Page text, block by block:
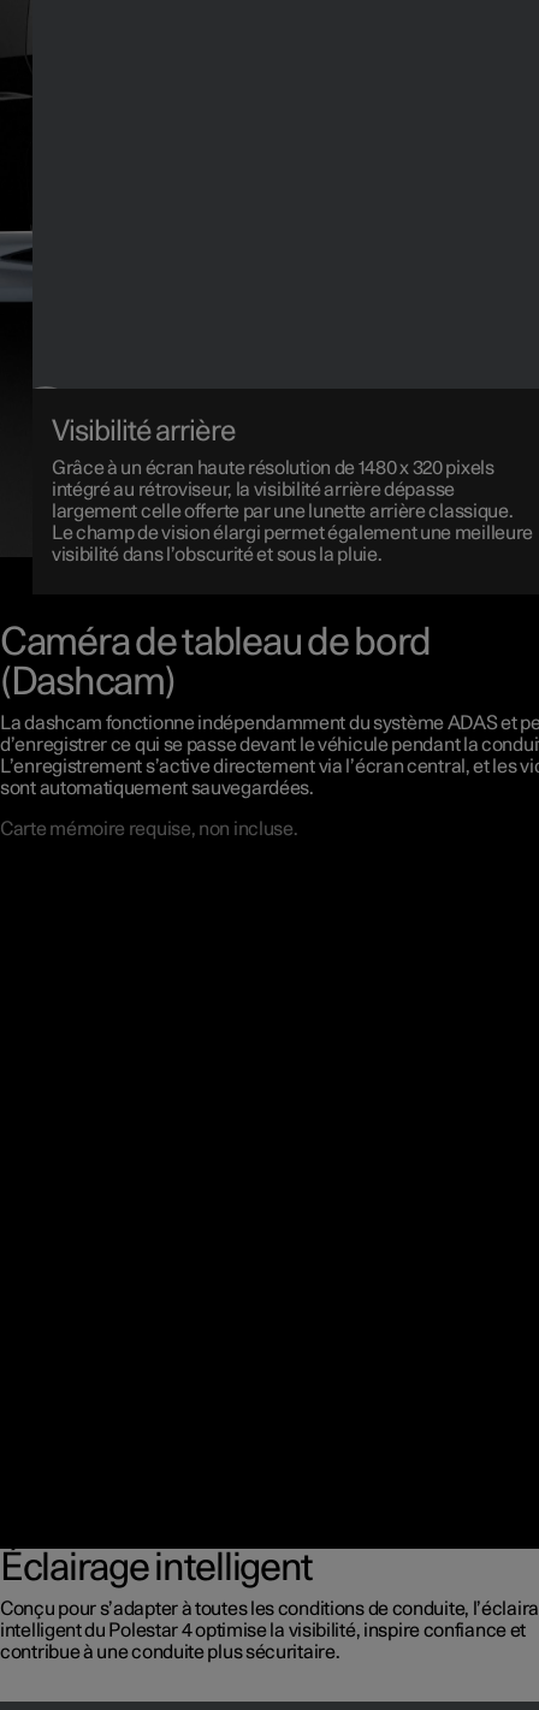
Visibilité arrière
Grâce à un écran haute résolution de 1480 x 320 pixels
intégré au rétroviseur, la visibilité arrière dépasse
largement celle offerte par une lunette arrière classique.
Le champ de vision élargi permet également une meilleure
visibilité dans l’obscurité et sous la pluie.
Caméra de tableau de bord
(Dashcam)
La dashcam fonctionne indépendamment du système ADAS et
d’enregistrer ce qui se passe devant le véhicule pendant la
L’enregistrement s’active directement via l’écran central, et les
sont automatiquement sauvegardées.
Carte mémoire requise, non incluse.
Éclairage intelligent
Conçu pour s’adapter à toutes les conditions de conduite,
intelligent du Polestar 4 optimise la visibilité, inspire confiance et
contribue à une conduite plus sécuritaire.